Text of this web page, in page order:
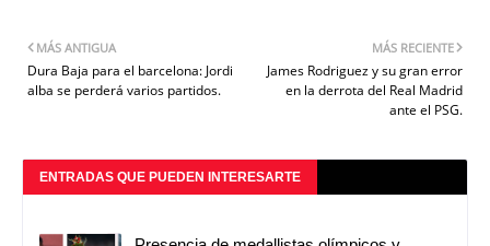
MÁS RECIENTE
James Rodriguez y su gran error
en la derrota del Real Madrid
ante el PSG.
MÁS ANTIGUA
Dura Baja para el barcelona: Jordi
alba se perderá varios partidos.
ENTRADAS QUE PUEDEN INTERESARTE